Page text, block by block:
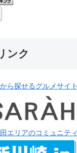
ンク
ら探せるグルメサイト
エリアのコミュニティ